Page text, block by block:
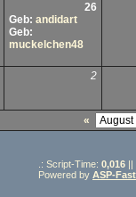
26
Geb: andidart
Geb:
muckelchen48
2
«
.: Script-Time: 0,016 ||
Powered by ASP-